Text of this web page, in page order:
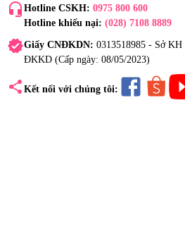
headset_mic Hotline CSKH: 0975 800 600
Hotline khiếu nại: (028) 7108 8889
verifiedGiấy CNĐKDN: 0313518985 - Sở
ĐKKD (Cấp ngày: 08/05/2023)
share Kết nối với chúng tôi: